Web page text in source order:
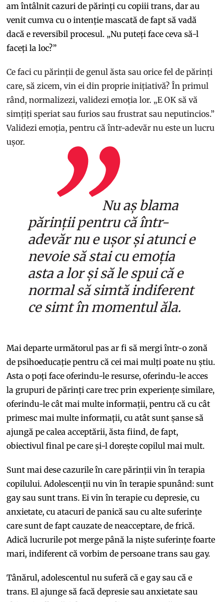
am întâlnit cazuri de părinți cu copiii trans, dar au
venit cumva cu o intenție mascată de fapt să vadă
dacă e reversibil procesul. „Nu puteți face ceva să-l
faceți la loc?”
Ce faci cu părinții de genul ăsta sau orice fel de părinți
care, să zicem, vin ei din proprie inițiativă? În primul
rând, normalizezi, validezi emoția lor. „E OK să vă
simțiți speriat sau furios sau frustrat sau neputincios.”
Validezi emoția, pentru că într-adevăr nu este un lucru
ușor.
Nu aș blama
părinții pentru că într-
adevăr nu e ușor și atunci e
nevoie să stai cu emoția
asta a lor și să le spui că e
normal să simtă indiferent
ce simt în momentul ăla.
Mai departe următorul pas ar fi să mergi într-o zonă
de psihoeducație pentru că cei mai mulți poate nu știu.
Asta o poți face oferindu-le resurse, oferindu-le acces
la grupuri de părinți care trec prin experiențe similare,
oferindu-le cât mai multe informații, pentru că cu cât
primesc mai multe informații, cu atât sunt șanse să
ajungă pe calea acceptării, ăsta fiind, de fapt,
obiectivul final pe care și-l dorește copilul mai mult.
Sunt mai dese cazurile în care părinții vin în terapia
copilului. Adolescenții nu vin în terapie spunând: sunt
gay sau sunt trans. Ei vin în terapie cu depresie, cu
anxietate, cu atacuri de panică sau cu alte suferințe
care sunt de fapt cauzate de neacceptare, de frică.
Adică lucrurile pot merge până la niște suferințe foarte
mari, indiferent că vorbim de persoane trans sau gay.
Tânărul, adolescentul nu suferă că e gay sau că e
trans. El ajunge să facă depresie sau anxietate sau